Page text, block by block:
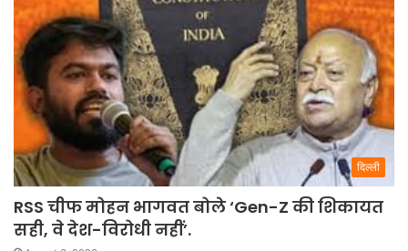
दिल्ली
RSS चीफ मोहन भागवत बोले ‘Gen-Z की शिकायत
सही, वे देश-विरोधी नहीं’.
August 6, 2026
तीन दिनों के सत्र में सिर्फ दो घंटे 43 मिनट ही
चली विधानसभा.
August 6, 2026
सपा MLA को विधानसभा से निकाला बाहर,